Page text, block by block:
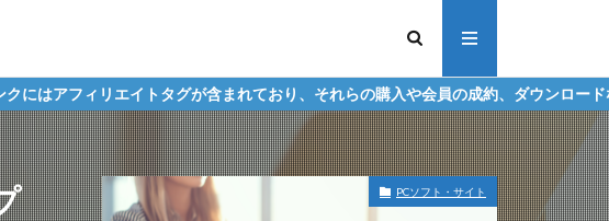
タグが含まれており、それらの購入や会員の成約、ダウンロードなどからの収益化を
PCソフト・サイト